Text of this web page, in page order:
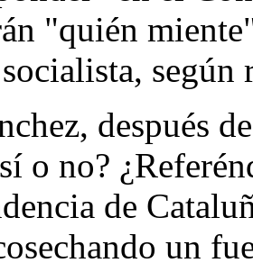
"quién
según
después
o no?
de
un